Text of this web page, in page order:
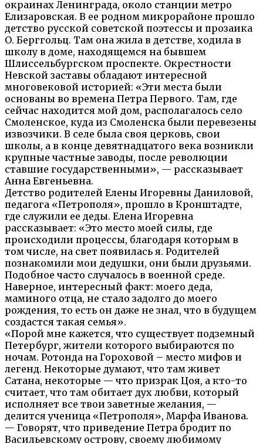
окраинах Ленинграда, около станции метро
Елизаровская. В ее родном микрорайоне прошло
детство русской советской поэтессы и прозаика
О. Берггольц. Там она жила в детстве, ходила в
школу в доме, находящемся на бывшем
Шлиссельбургском проспекте. Окрестности
Невской заставы обладают интересной
многовековой историей: «Эти места были
основаны во времена Петра Первого. Там, где
сейчас находится мой дом, располагалось село
Смоленское, куда из Смоленска были перевезены
извозчики. В селе была своя церковь, свои
школы, а в конце девятнадцатого века возникли
крупные частные заводы, после революции
ставшие государственными», — рассказывает
Анна Евгеньевна.
Детство родителей Елены Игоревны Даниловой,
педагога «Петрополя», прошло в Кронштадте,
где служили ее деды. Елена Игоревна
рассказывает: «Это место моей силы, где
происходили процессы, благодаря которым в
том числе, на свет появилась я. Родителей
познакомили мои дедушки, они были друзьями.
Подобное часто случалось в военной среде.
Наверное, интересный факт: моего деда,
маминого отца, не стало задолго до моего
рождения, то есть он даже не знал, что в будущем
создастся такая семья».
«Порой мне кажется, что существует подземный
Петербург, жители которого выбираются по
ночам. Ротонда на Гороховой – место мифов и
легенд. Некоторые думают, что там живет
Сатана, некоторые — что призрак Цоя, а кто-то
считает, что там обитает дух любви, который
исполняет все твои заветные желания, —
делится ученица «Петрополя», Марфа Иванова.
— Говорят, что приведение Петра бродит по
Васильевскому острову, своему любимому